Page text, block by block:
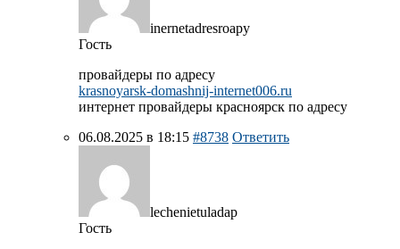
inernetadresroapy
Гость
провайдеры по адресу
krasnoyarsk-domashnij-internet006.ru
интернет провайдеры красноярск по адресу
06.08.2025 в 18:15 #8738 Ответить
lechenietuladap
Гость